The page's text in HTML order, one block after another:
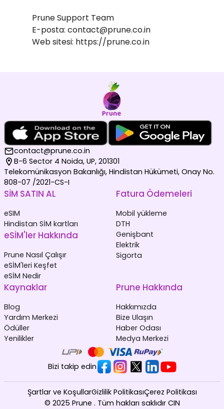
Prune Support Team
E-posta: contact@prune.co.in
Web sitesi: https://prune.co.in
contact@prune.co.in
B-6 Sector 4 Noida, UP, 201301
Telekomünikasyon Bakanlığı, Hindistan Hükümeti, Onay No.
808-07 /2021-CS-I
SİM SATIN AL
eSIM
Hindistan SİM kartları
eSİM'ler Hakkında
Prune Nasıl Çalışır
eSİM'leri Keşfet
eSİM Nedir
Fatura Ödemeleri
Mobil yükleme
DTH
Genişbant
Elektrik
Sigorta
Kaynaklar
Blog
Yardım Merkezi
Ödüller
Yenilikler
Prune Hakkında
Hakkımızda
Bize Ulaşın
Haber Odası
Medya Merkezi
Bizi takip edin
© 2025 Prune . Tüm hakları saklıdır CIN
Şartlar ve KoşullarGizlilik PolitikasıÇerez Politikası